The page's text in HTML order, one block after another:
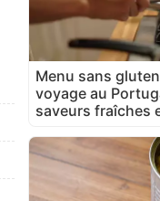
Menu sans
voyage au
saveurs fraîches